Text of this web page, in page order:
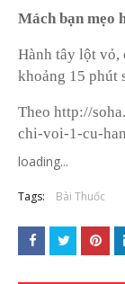
Mách bạn mẹo
Hành tây lột vỏ,
khoảng 15 phút
Theo http://
chi-voi-1-cu-
loading...
Tags: Bài Thuốc